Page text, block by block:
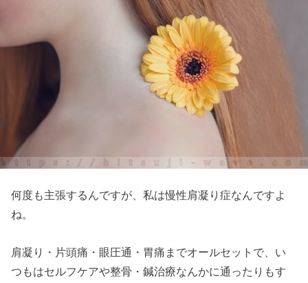
何度も主張するんですが、私は慢性肩凝り症なんですよ
ね。
肩凝り・片頭痛・眼圧通・胃痛までオールセットで、い
つもはセルフケアや整骨・鍼治療なんかに通ったりもす